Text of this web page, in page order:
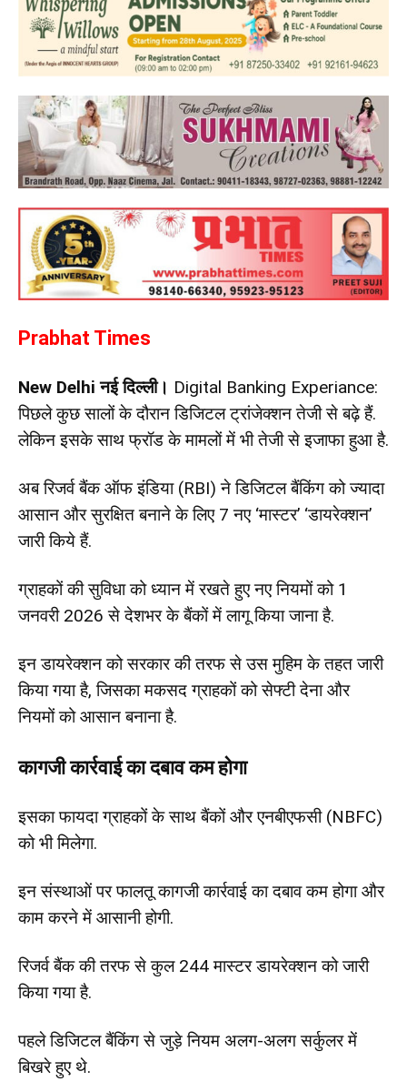
Prabhat Times
New Delhi नई दिल्ली। Digital Banking Experiance:
प‍िछले कुछ सालों के दौरान ड‍िज‍िटल ट्रांजेक्‍शन तेजी से बढ़े हैं.
लेक‍िन इसके साथ फ्रॉड के मामलों में भी तेजी से इजाफा हुआ है.
अब र‍िजर्व बैंक ऑफ इंड‍िया (RBI) ने डिजिटल बैंक‍िंग को ज्‍यादा
आसान और सुरक्ष‍ित बनाने के लिए 7 नए ‘मास्टर’ ‘डायरेक्शन’
जारी क‍िये हैं.
ग्राहकों की सुव‍िधा को ध्‍यान में रखते हुए नए न‍ियमों को 1
जनवरी 2026 से देशभर के बैंकों में लागू क‍िया जाना है.
इन डायरेक्‍शन को सरकार की तरफ से उस मुह‍िम के तहत जारी
क‍िया गया है, ज‍िसका मकसद ग्राहकों को सेफ्टी देना और
न‍ियमों को आसान बनाना है.
कागजी कार्रवाई का दबाव कम होगा
इसका फायदा ग्राहकों के साथ बैंकों और एनबीएफसी (NBFC)
को भी म‍िलेगा.
इन संस्थाओं पर फालतू कागजी कार्रवाई का दबाव कम होगा और
काम करने में आसानी होगी.
रिजर्व बैंक की तरफ से कुल 244 मास्टर डायरेक्शन को जारी
क‍िया गया है.
पहले डिजिटल बैंकिंग से जुड़े नियम अलग-अलग सर्कुलर में
ब‍िखरे हुए थे.